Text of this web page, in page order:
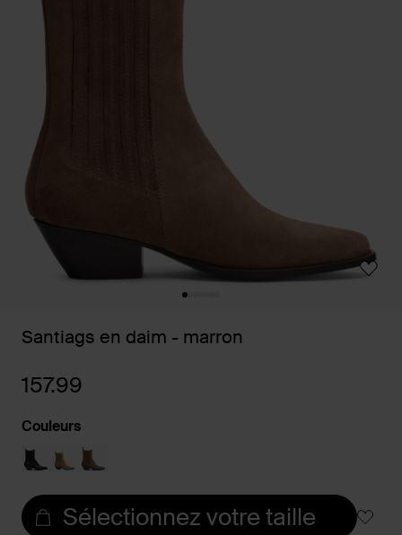
Santiags en daim - marron
157.99
Couleurs
Sélectionnez votre taille